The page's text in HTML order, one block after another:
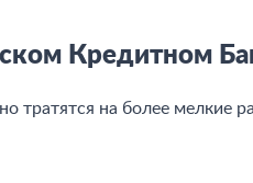
Кредитном
тратятся на более мелкие